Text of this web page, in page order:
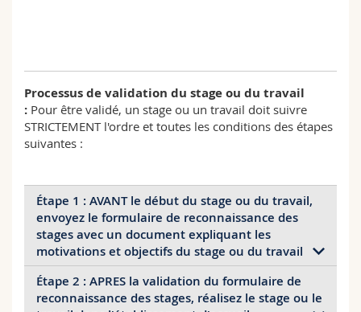
Processus de validation du stage ou du travail
: Pour être validé, un stage ou un travail doit suivre
STRICTEMENT l'ordre et toutes les conditions des étapes
suivantes :
Étape 1 : AVANT le début du stage ou du travail,
envoyez le formulaire de reconnaissance des
stages avec un document expliquant les
motivations et objectifs du stage ou du travail
Il s’agit de :
Étape 2 : APRES la validation du formulaire de
reconnaissance des stages, réalisez le stage ou le